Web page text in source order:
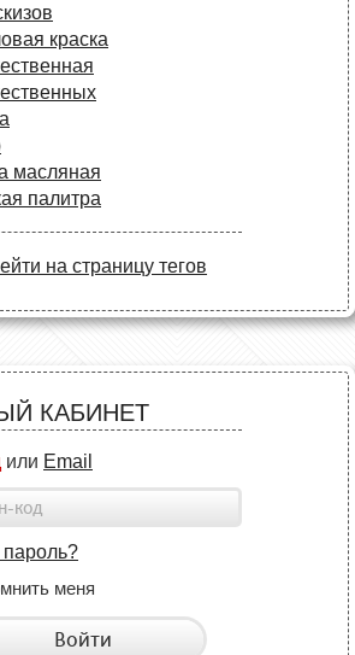
краска
масляная
палитра
на страницу тегов
КАБИНЕТ
или Email
меня
Войти